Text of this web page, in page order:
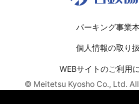
パーキング事業
個人情報の取り
WEBサイトのご利用
© Meitetsu Kyosho Co., Ltd.